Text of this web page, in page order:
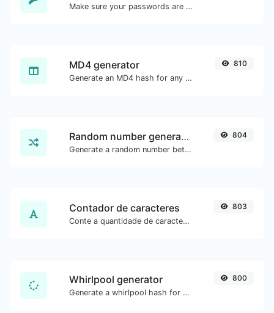
Make sure your passwords are good enough.
MD4 generator
Generate an MD4 hash for any string input.
810
Random number generator
Generate a random number between a given range.
804
Contador de caracteres
Conte a quantidade de caracteres e palavras de um texto.
803
Whirlpool generator
Generate a whirlpool hash for any string input.
800